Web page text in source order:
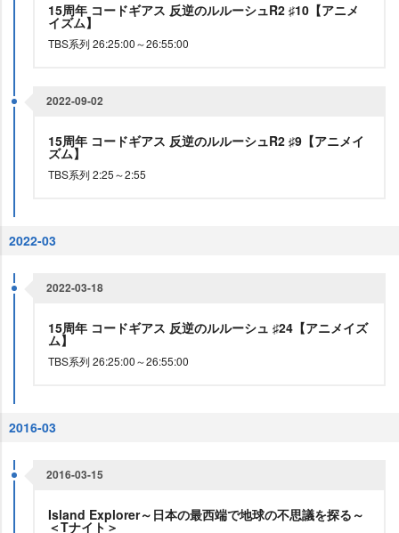
15周年 コードギアス 反逆のルルーシュR2 ♯10【アニメ
イズム】
TBS系列 26:25:00～26:55:00
2022-09-02
15周年 コードギアス 反逆のルルーシュR2 ♯9【アニメイ
ズム】
TBS系列 2:25～2:55
2022-03
2022-03-18
15周年 コードギアス 反逆のルルーシュ ♯24【アニメイズ
ム】
TBS系列 26:25:00～26:55:00
2016-03
2016-03-15
Island Explorer～日本の最西端で地球の不思議を探る～
＜Tナイト＞